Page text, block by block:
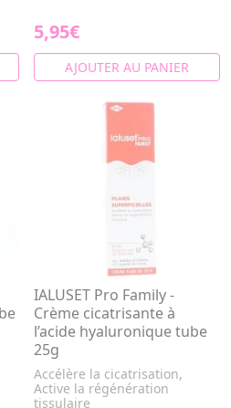
5,95€
AJOUTER AU PANIER
IALUSET Pro Family -
Crème cicatrisante à
l’acide hyaluronique tube
25g
Accélère la cicatrisation,
Active la régénération
tissulaire